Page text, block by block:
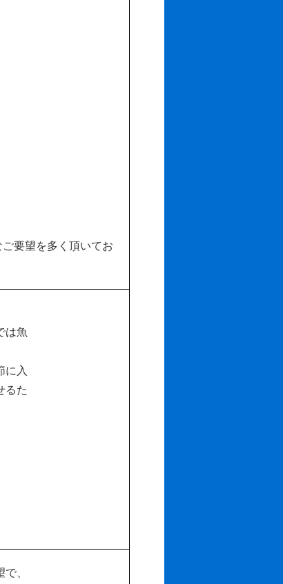
要望を多く頂いてお
は魚
に入
るた
、